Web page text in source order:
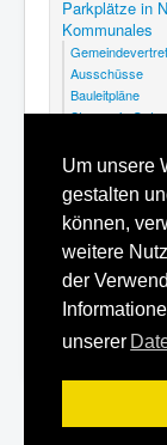
Um unsere
gestalten
können,
weitere
der
unserer
Parkplätze in
Kommunales
Ausschüsse
Bauleitpläne
Steuern in
GEK Nienhagen
Satzungen
Hilfe
Impressum